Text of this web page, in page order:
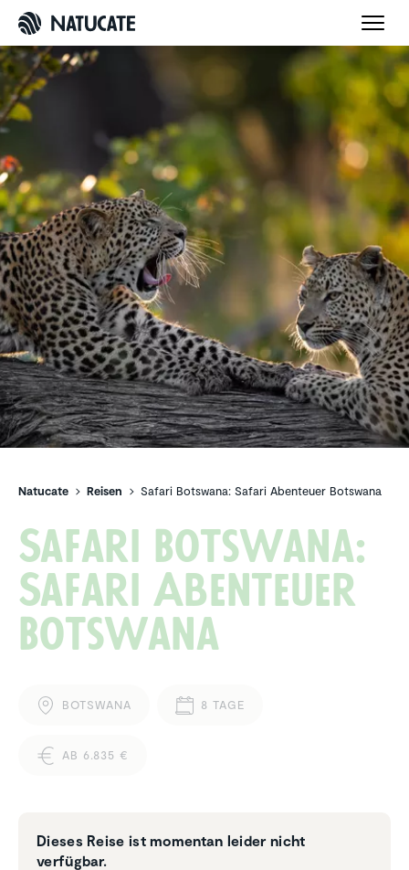
Natucate Reisen Safari Botswana: Safari Abenteuer Botswana
Safari Botswana:
Safari Abenteuer
Botswana
BOTSWANA 8 TAGE
AB 6.835 €
Dieses Reise ist momentan leider nicht
verfügbar.